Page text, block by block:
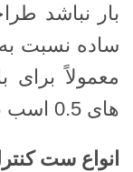
بار نباشد
ساده نسبت
معمولاً برای
های 0.5 اسب بخار مناسب است.
انواع ست